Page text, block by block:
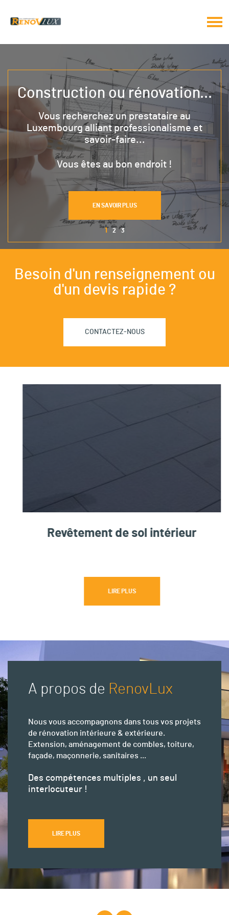
1 2 3
Construction ou rénovation...
Vous recherchez un prestataire au
Luxembourg alliant professionalisme et
savoir-faire...
Vous êtes au bon endroit !
EN SAVOIR PLUS
Besoin d'un renseignement ou
d'un devis rapide ?
CONTACTEZ-NOUS
Revêtement de sol intérieur
LIRE PLUS
A propos de RenovLux
Nous vous accompagnons dans tous vos projets
de rénovation intérieure & extérieure.
Extension, aménagement de combles, toiture,
façade, maçonnerie, sanitaires ...
Des compétences multiples , un seul
interlocuteur !
LIRE PLUS